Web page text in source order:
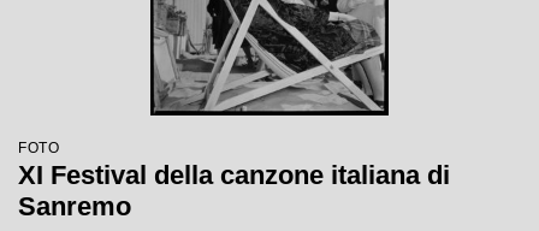
FOTO
XI Festival della canzone italiana di
Sanremo